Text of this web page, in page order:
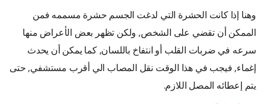
وهنا إذا كانت الحشرة التي لدغت الجسم حشرة مسممه فمن
الممكن أن تقضي على الشخص, ولكن تظهر بعض الأعراض منها
سرعه في ضربات القلب أو انتفاخ باللسان, كما يمكن أن يحدث
إغماء, فيجب في هذا الوقت نقل المصاب الي أقرب مستشفي, حتى
يتم إعطائه المصل اللازم.